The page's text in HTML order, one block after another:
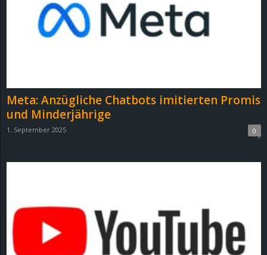
Meta: Anzügliche Chatbots imitierten Promis
und Minderjährige
1. September 2025 0